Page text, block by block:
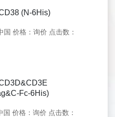
(N-6His)
国 价格：询价 点击数：
Fc-6His)
国 价格：询价 点击数：